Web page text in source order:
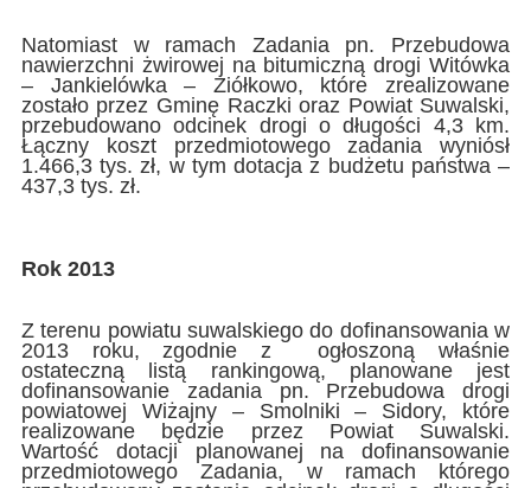
Natomiast w ramach Zadania pn. Przebudowa
nawierzchni żwirowej na bitumiczną drogi Witówka
– Jankielówka – Ziółkowo, które zrealizowane
zostało przez Gminę Raczki oraz Powiat Suwalski,
przebudowano odcinek drogi o długości 4,3 km.
Łączny koszt przedmiotowego zadania wyniósł
1.466,3 tys. zł, w tym dotacja z budżetu państwa –
437,3 tys. zł.
Rok 2013
Z terenu powiatu suwalskiego do dofinansowania w
2013 roku, zgodnie z ogłoszoną właśnie
ostateczną listą rankingową, planowane jest
dofinansowanie zadania pn. Przebudowa drogi
powiatowej Wiżajny – Smolniki – Sidory, które
realizowane będzie przez Powiat Suwalski.
Wartość dotacji planowanej na dofinansowanie
przedmiotowego Zadania, w ramach którego